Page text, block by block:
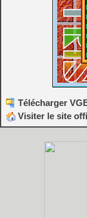
Télécharger
Visiter le site